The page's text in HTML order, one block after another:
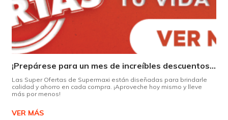
¡Prepárese para un mes de increíbles descuentos en Supermaxi!
Las Super Ofertas de Supermaxi están diseñadas para brindarle
calidad y ahorro en cada compra. ¡Aproveche hoy mismo y lleve
más por menos!
VER MÁS